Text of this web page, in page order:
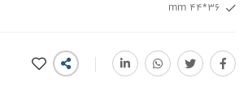
36*44 mm